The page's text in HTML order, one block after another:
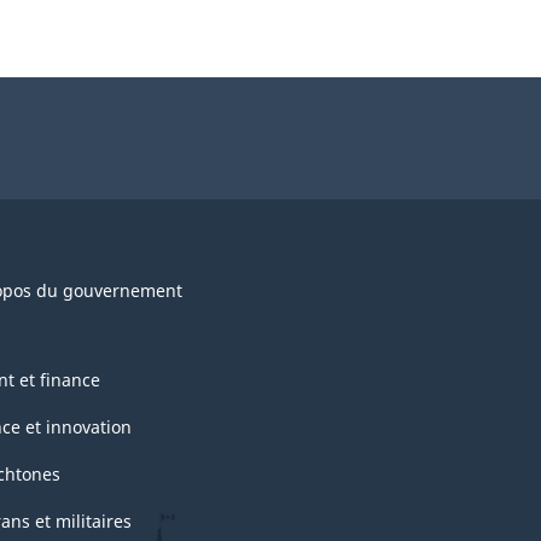
du gouvernement
et finance
et innovation
et militaires